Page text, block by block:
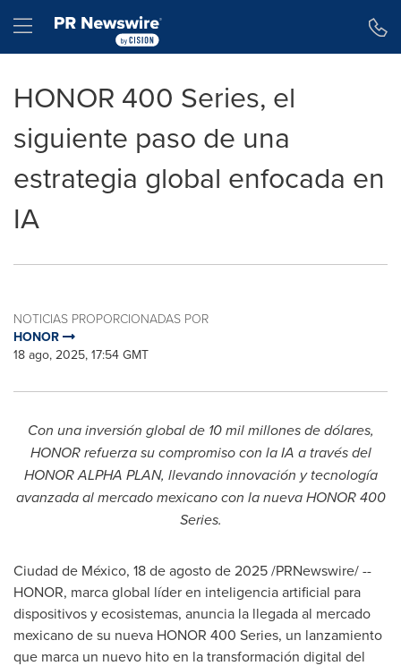
Hamburger menu
HONOR 400 Series, el
siguiente paso de una
estrategia global enfocada en
IA
NOTICIAS PROPORCIONADAS POR
HONOR
18 ago, 2025, 17:54 GMT
Con una inversión global de 10 mil millones de dólares,
HONOR refuerza su compromiso con la IA a través del
HONOR ALPHA PLAN, llevando innovación y tecnología
avanzada al mercado mexicano con la nueva HONOR 400
Series.
Ciudad de México, 18 de agosto de 2025/PRNewswire/ --
HONOR, marca global líder en inteligencia artificial para
dispositivos y ecosistemas, anuncia la llegada al mercado
mexicano de su nueva HONOR 400 Series, un lanzamiento
que marca un nuevo hito en la transformación digital del